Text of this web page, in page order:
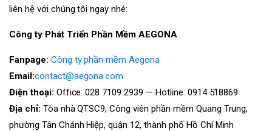
liên hệ với chúng tôi ngay nhé:
Công ty Phát Triển Phần Mềm AEGONA
Fanpage: Công ty phần mềm Aegona
Email:contact@aegona.com
Điện thoại: Office: 028 7109 2939 — Hotline: 0914 518869
Địa chỉ: Tòa nhà QTSC9, Công viên phần mềm Quang Trung,
phường Tân Chánh Hiệp, quận 12, thành phố Hồ Chí Minh